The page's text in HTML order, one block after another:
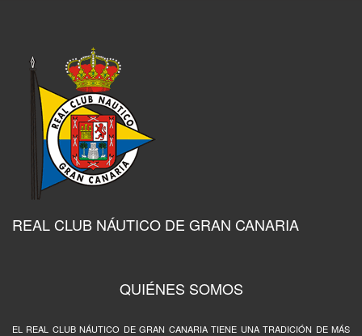
REAL CLUB NÁUTICO DE GRAN CANARIA
QUIÉNES SOMOS
EL REAL CLUB NÁUTICO DE GRAN CANARIA TIENE UNA TRADICIÓN DE MÁS